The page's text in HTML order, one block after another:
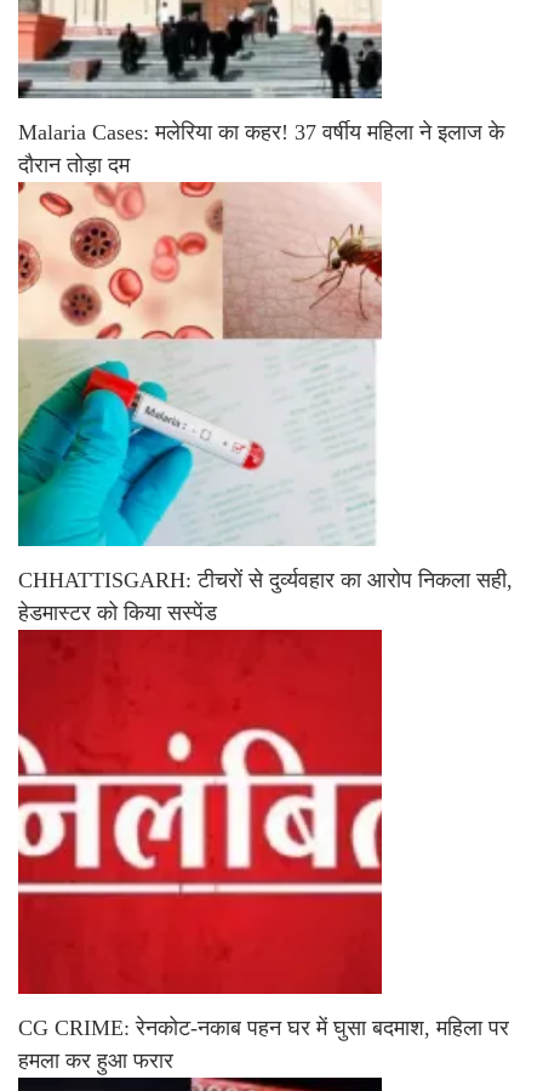
Malaria Cases: मलेरिया का कहर! 37 वर्षीय महिला ने इलाज के
दौरान तोड़ा दम
CHHATTISGARH: टीचरों से दुर्व्यवहार का आरोप निकला सही,
हेडमास्टर को किया सस्पेंड
CG CRIME: रेनकोट-नकाब पहन घर में घुसा बदमाश, महिला पर
हमला कर हुआ फरार